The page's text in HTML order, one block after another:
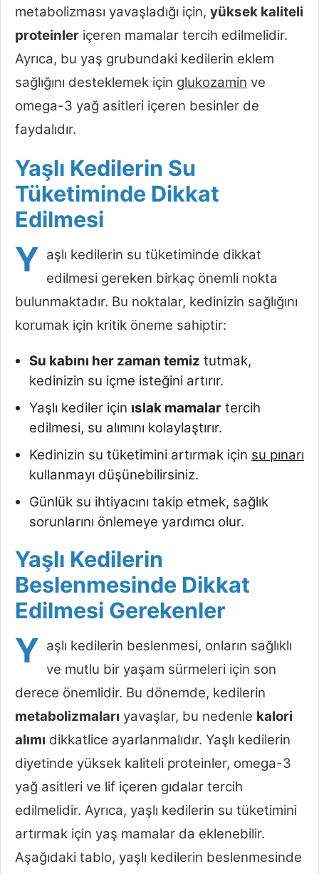
metabolizması yavaşladığı için, yüksek kaliteli
proteinler içeren mamalar tercih edilmelidir.
Ayrıca, bu yaş grubundaki kedilerin eklem
sağlığını desteklemek için glukozamin ve
omega-3 yağ asitleri içeren besinler de
faydalıdır.
Yaşlı Kedilerin Su
Tüketiminde Dikkat
Edilmesi
Y aşlı kedilerin su tüketiminde dikkat
edilmesi gereken birkaç önemli nokta
bulunmaktadır. Bu noktalar, kedinizin sağlığını
korumak için kritik öneme sahiptir:
Su kabını her zaman temiz tutmak,
kedinizin su içme isteğini artırır.
Yaşlı kediler için ıslak mamalar tercih
edilmesi, su alımını kolaylaştırır.
Kedinizin su tüketimini artırmak için su pınarı
kullanmayı düşünebilirsiniz.
Günlük su ihtiyacını takip etmek, sağlık
sorunlarını önlemeye yardımcı olur.
Yaşlı Kedilerin
Beslenmesinde Dikkat
Edilmesi Gerekenler
Y aşlı kedilerin beslenmesi, onların sağlıklı
ve mutlu bir yaşam sürmeleri için son
derece önemlidir. Bu dönemde, kedilerin
metabolizmaları yavaşlar, bu nedenle kalori
alımı dikkatlice ayarlanmalıdır. Yaşlı kedilerin
diyetinde yüksek kaliteli proteinler, omega-3
yağ asitleri ve lif içeren gıdalar tercih
edilmelidir. Ayrıca, yaşlı kedilerin su tüketimini
artırmak için yaş mamalar da eklenebilir.
Aşağıdaki tablo, yaşlı kedilerin beslenmesinde